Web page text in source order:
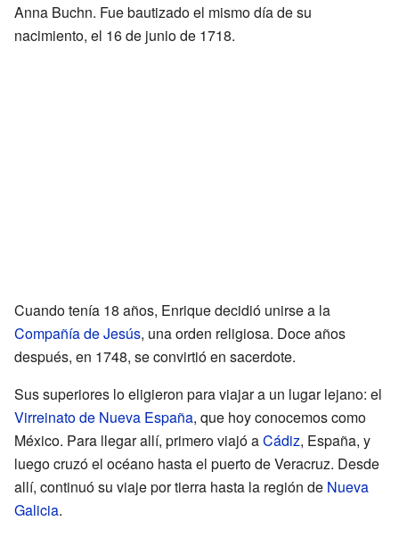
Anna Buchn. Fue bautizado el mismo día de su
nacimiento, el 16 de junio de 1718.
Cuando tenía 18 años, Enrique decidió unirse a la
Compañía de Jesús, una orden religiosa. Doce años
después, en 1748, se convirtió en sacerdote.
Sus superiores lo eligieron para viajar a un lugar lejano: el
Virreinato de Nueva España, que hoy conocemos como
México. Para llegar allí, primero viajó aCádiz, España, y
luego cruzó el océano hasta el puerto de Veracruz. Desde
allí, continuó su viaje por tierra hasta la región de Nueva
Galicia.